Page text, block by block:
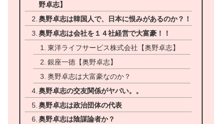
野卓志】
奥野卓志は韓国人で、日本に恨みがあるのか？！
奥野卓志は会社を１４社経営で大富豪！！
東洋ライフサービス株式会社【奥野卓志】
銀座一徳【奥野卓志】
奥野卓志は大富豪なのか？
奥野卓志の交友関係がヤバい。。
奥野卓志は政治団体の代表
奥野卓志は陰謀論者か？